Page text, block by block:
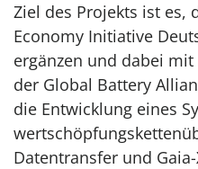
Ziel des Projekts ist es,
Economy Initiative
ergänzen und dabei
der Global Battery
die Entwicklung eines
Datentransfer und